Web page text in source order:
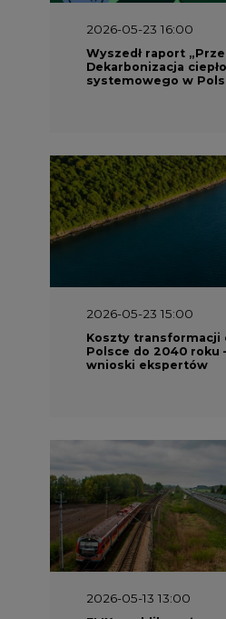
2026-05-23 16:00
Wyszedł raport
Dekarbonizacja
systemowego w
2026-05-23 15:00
Koszty transformacji
Polsce do 2040 roku
wnioski ekspertów
2026-05-13 13:00